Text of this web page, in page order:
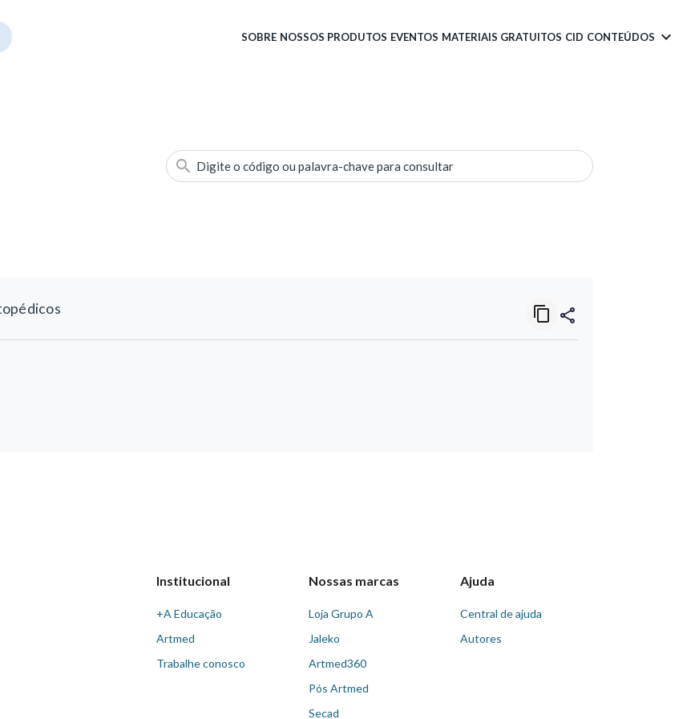
SOBRE NOSSOS PRODUTOS EVENTOS MATERIAIS GRATUITOS CID CONTEÚDOS
Digite o código ou palavra-chave para consultar
Institucional
+A Educação
Artmed
Trabalhe conosco
Nossas marcas
Loja Grupo A
Jaleko
Artmed360
Pós Artmed
Secad
Ajuda
Central de ajuda
Autores